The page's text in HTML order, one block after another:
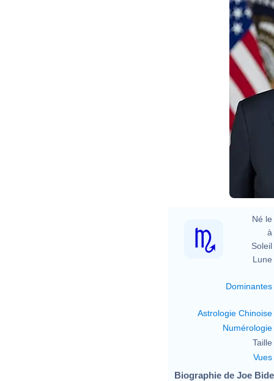
Né le
à
Soleil
Lune
Dominantes
Astrologie Chinoise
Numérologie
Taille
Vues
Biographie de Joe